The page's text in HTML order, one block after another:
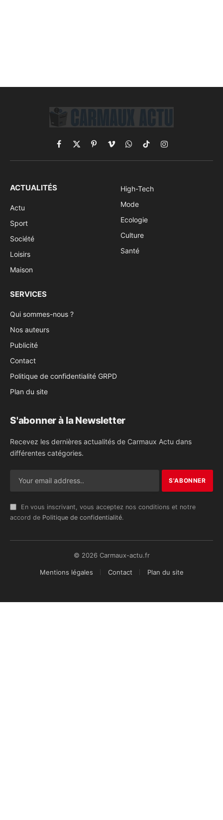
Facebook
X
(Twitter)
PinterestVimeoWhatsApp
TikTokInstagram
ACTUALITÉS
Actu
Sport
Société
Loisirs
Maison
High-Tech
Mode
Ecologie
Culture
Santé
SERVICES
Qui sommes-nous ?
Nos auteurs
Publicité
Contact
Politique de confidentialité GRPD
Plan du site
S'abonner à la Newsletter
Recevez les dernières actualités de Carmaux Actu dans
différentes catégories.
En vous inscrivant, vous acceptez nos conditions et notre
accord de Politique de confidentialité.
© 2026 Carmaux-actu.fr
Mentions légales Contact Plan du site